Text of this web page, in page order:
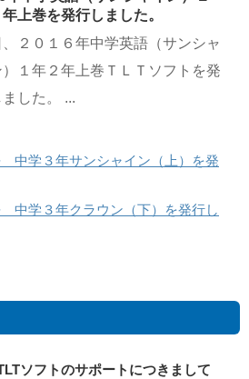
上巻を発行しました。
２０１６年中学英語（サンシャ
）１年２年上巻ＴＬＴソフトを発
した。 ...
中学３年サンシャイン（上）を発
中学３年クラウン（下）を発行し
ソフトのサポートにつきまして